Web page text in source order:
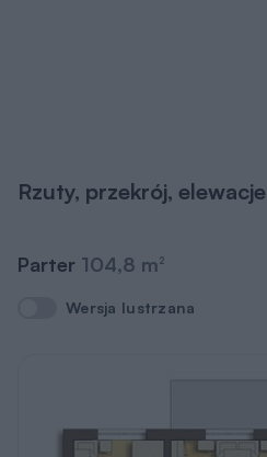
Rzuty, przekrój, elewacje
Parter 104,8 m2
Wersja lustrzana
Wersja lustrzana